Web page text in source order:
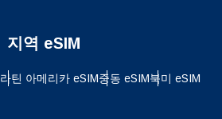
지역 eSIM
라틴 아메리카 eSIM중동 eSIM북미 eSIM